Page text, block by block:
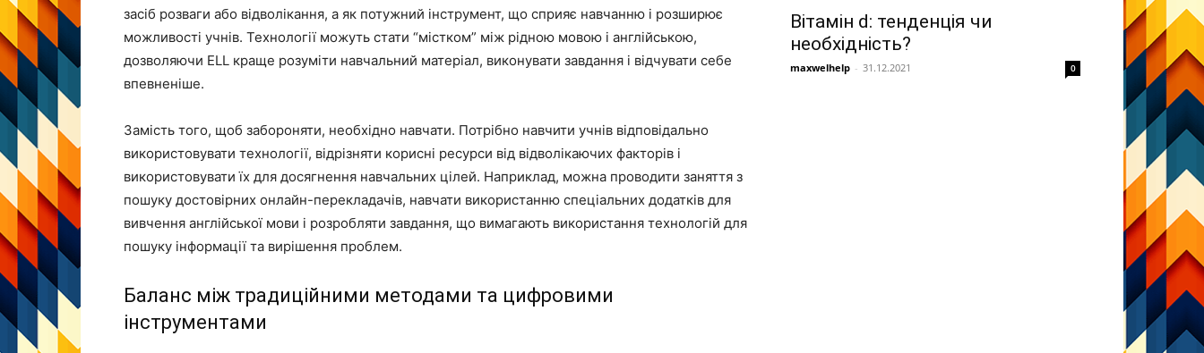
засіб розваги або відволікання, а як потужний інструмент, що сприяє навчанню і розширює
можливості учнів. Технології можуть стати “містком” між рідною мовою і англійською,
дозволяючи ELL краще розуміти навчальний матеріал, виконувати завдання і відчувати себе
впевненіше.
Замість того, щоб забороняти, необхідно навчати. Потрібно навчити учнів відповідально
використовувати технології, відрізняти корисні ресурси від відволікаючих факторів і
використовувати їх для досягнення навчальних цілей. Наприклад, можна проводити заняття з
пошуку достовірних онлайн-перекладачів, навчати використанню спеціальних додатків для
вивчення англійської мови і розробляти завдання, що вимагають використання технологій для
пошуку інформації та вирішення проблем.
Баланс між традиційними методами та цифровими
інструментами
Вітамін d: тенденція чи
необхідність?
maxwelhelp - 31.12.2021 0